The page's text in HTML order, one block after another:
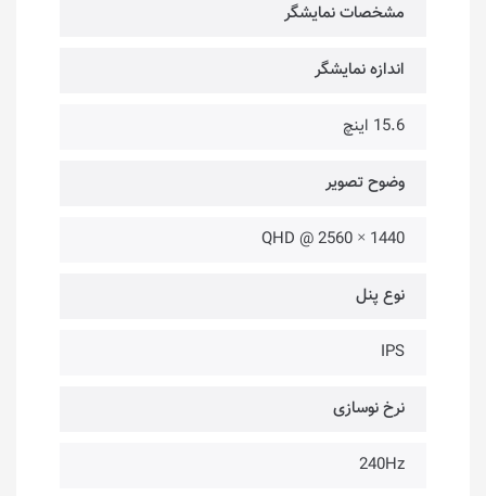
مشخصات نمایشگر
اندازه نمایشگر
15.6 اینچ
وضوح تصویر
1440 × 2560 @ QHD
نوع پنل
IPS
نرخ نوسازی
240Hz